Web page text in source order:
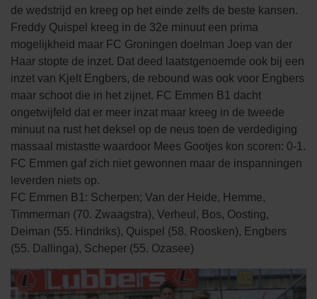
de wedstrijd en kreeg op het einde zelfs de beste kansen.
Freddy Quispel kreeg in de 32e minuut een prima
mogelijkheid maar FC Groningen doelman Joep van der
Haar stopte de inzet. Dat deed laatstgenoemde ook bij een
inzet van Kjelt Engbers, de rebound was ook voor Engbers
maar schoot die in het zijnet. FC Emmen B1 dacht
ongetwijfeld dat er meer inzat maar kreeg in de tweede
minuut na rust het deksel op de neus toen de verdediging
massaal mistastte waardoor Mees Gootjes kon scoren: 0-1.
FC Emmen gaf zich niet gewonnen maar de inspanningen
leverden niets op.
FC Emmen B1: Scherpen; Van der Heide, Hemme,
Timmerman (70. Zwaagstra), Verheul, Bos, Oosting,
Deiman (55. Hindriks), Quispel (58. Roosken), Engbers
(55. Dallinga), Scheper (55. Ozasee)